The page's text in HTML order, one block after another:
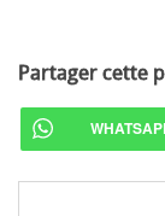
Partager cette